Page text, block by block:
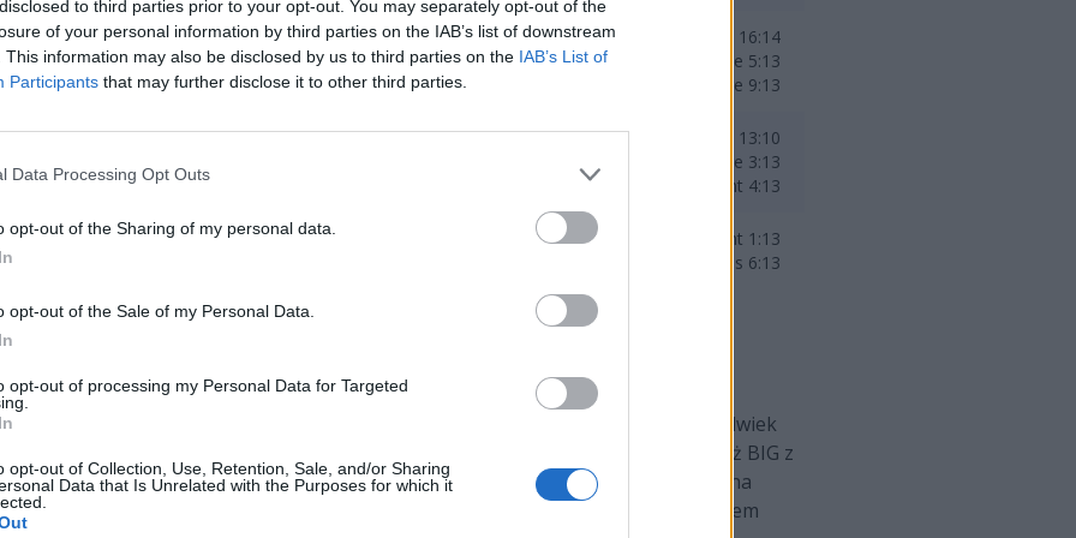
to third parties prior to your opt-out. You may separately opt-out of the
of your personal information by third parties on the IAB’s list of downstream
This information may also be disclosed by us to third parties on the IAB’s List of
Participants that may further disclose it to other third parties.
Data Processing Opt Outs
opt-out of the Sharing of my personal data.
opt-out of the Sale of my Personal Data.
opt-out of processing my Personal Data for Targeted
opt-out of Collection, Use, Retention, Sale, and/or Sharing
Data that Is Unrelated with the Purposes for which it
1:2 Natus Vincere
Ancient 16:14
Nuke 5:13
Mirage 9:13
Dust2 13:10
Mirage 3:13
Ancient 4:13
Ancient 1:13
Overpass 6:13
Kacper "xKacpersky" Gabara. Ninjas in Pyjamas, których członkiem jest Polak,
w Austin, czyli paiN Gaming. Faworyt? Na papierze chyba jednak paiN, aczkolwiek
by zaskoczyć przynajmniej niektórych rywali. Wcześniej do boju staną również BIG z
już żadnego rodzimego akcentu. Warto wszak przypomnieć, że dopiero co na
Tak czy inaczej, trzeci dzień BLAST Bounty zamknie z kolei starcie z udziałem